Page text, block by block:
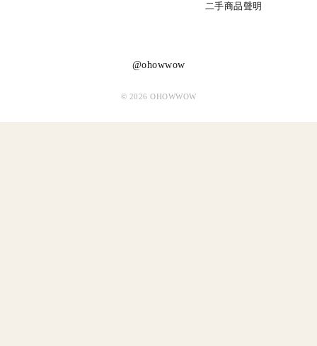
二手商品聲明
@ohowwow
© 2026 OHOWWOW